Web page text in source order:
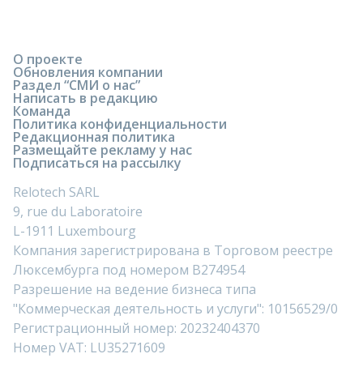
О проекте
Обновления компании
Раздел “СМИ о нас”
Написать в редакцию
Команда
Политика конфиденциальности
Редакционная политика
Размещайте рекламу у нас
Подписаться на рассылку
Relotech SARL
9, rue du Laboratoire
L-1911 Luxembourg
Компания зарегистрирована в Торговом реестре
Люксембурга под номером B274954
Разрешение на ведение бизнеса типа
"Коммерческая деятельность и услуги": 10156529/0
Регистрационный номер: 20232404370
Номер VAT: LU35271609